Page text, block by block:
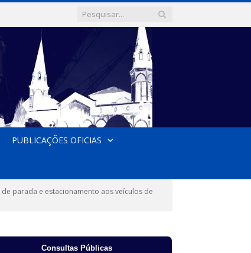
PUBLICAÇÕES OFICIAS
de parada e estacionamento aos veículos de
Consultas Públicas